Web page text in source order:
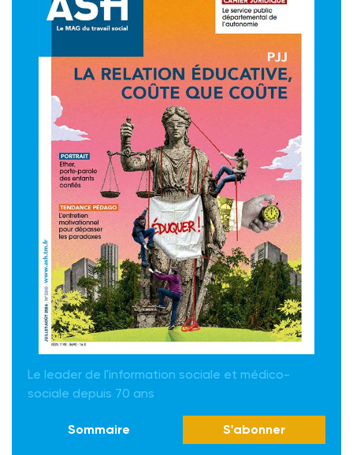
Le leader de l'information sociale et médico-
sociale depuis 70 ans
Sommaire S'abonner